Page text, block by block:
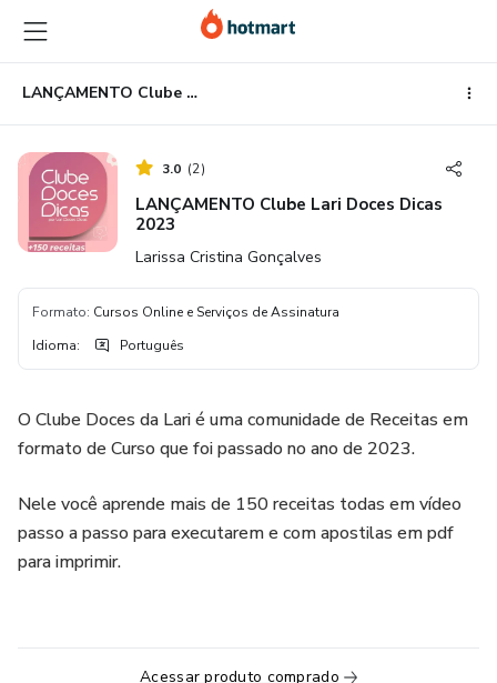
para
o
conteúdo
principal
para
o
pagamento
para
o
rodapé
LANÇAMENTO Clube Lari Doces Dicas 2023
3.0 (2)
LANÇAMENTO Clube Lari Doces Dicas
2023
Larissa Cristina Gonçalves
Formato: Cursos Online e Serviços de Assinatura
Idioma: Português
O Clube Doces da Lari é uma comunidade de Receitas em
formato de Curso que foi passado no ano de 2023.
Nele você aprende mais de 150 receitas todas em vídeo
passo a passo para executarem e com apostilas em pdf
para imprimir.
Acessar produto comprado